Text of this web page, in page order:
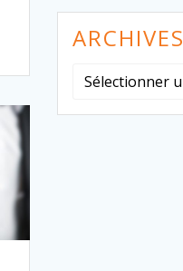
ARCHIVES
Archives